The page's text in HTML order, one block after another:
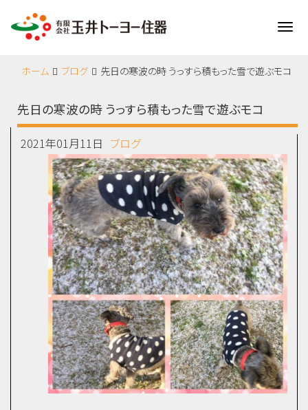
ホーム ブログ 先日の寒波の時 うっすら積もった雪で遊ぶモコ
先日の寒波の時 うっすら積もった雪で遊ぶモコ
2021年01月11日 ブログ